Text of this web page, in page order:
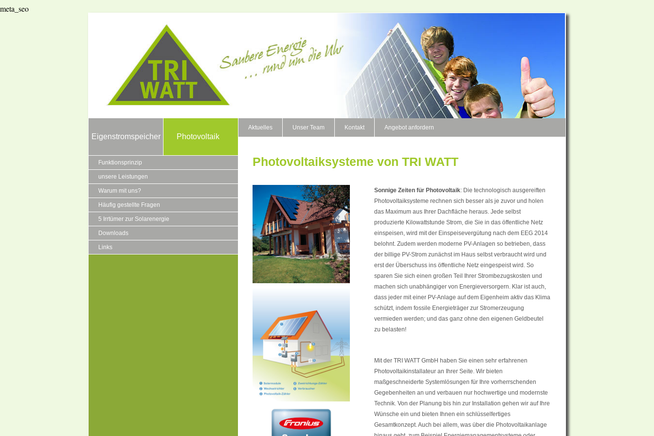
meta_seo
Eigenstromspeicher Photovoltaik
Aktuelles Unser Team Kontakt Angebot anfordern
Funktionsprinzip
unsere Leistungen
Warum mit uns?
Häufig gestellte Fragen
5 Irrtümer zur Solarenergie
Downloads
Links
Photovoltaiksysteme von TRI WATT
Sonnige Zeiten für Photovoltaik: Die technologisch ausgereiften
Photovoltaiksysteme rechnen sich besser als je zuvor und holen
das Maximum aus Ihrer Dachfläche heraus. Jede selbst
produzierte Kilowattstunde Strom, die Sie in das öffentliche Netz
einspeisen, wird mit der Einspeisevergütung nach dem EEG 2014
belohnt. Zudem werden moderne PV-Anlagen so betrieben, dass
der billige PV-Strom zunächst im Haus selbst verbraucht wird und
erst der Überschuss ins öffentliche Netz eingespeist wird. So
sparen Sie sich einen großen Teil Ihrer Strombezugskosten und
machen sich unabhängiger von Energieversorgern. Klar ist auch,
dass jeder mit einer PV-Anlage auf dem Eigenheim aktiv das Klima
schützt, indem fossile Energieträger zur Stromerzeugung
vermieden werden; und das ganz ohne den eigenen Geldbeutel
zu belasten!
Mit der TRI WATT GmbH haben Sie einen sehr erfahrenen
Photovoltaikinstallateur an Ihrer Seite. Wir bieten
maßgeschneiderte Systemlösungen für Ihre vorherrschenden
Gegebenheiten an und verbauen nur hochwertige und modernste
Technik. Von der Planung bis hin zur Installation gehen wir auf Ihre
Wünsche ein und bieten Ihnen ein schlüsselfertiges
Gesamtkonzept. Auch bei allem, was über die Photovoltaikanlage